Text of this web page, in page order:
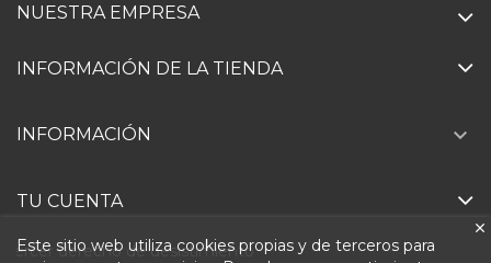
NUESTRA EMPRESA
INFORMACIÓN DE LA TIENDA
Este sitio web utiliza cookies propias y de terceros para
INFORMACIÓN 
TU CUENTA
Ejercer derecho de desistimiento